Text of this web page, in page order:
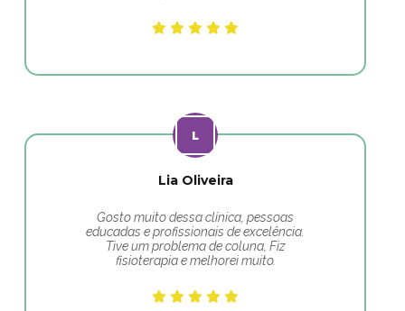
Lia Oliveira
Gosto muito dessa clínica, pessoas
educadas e profissionais de excelência.
Tive um problema de coluna, Fiz
fisioterapia e melhorei muito.